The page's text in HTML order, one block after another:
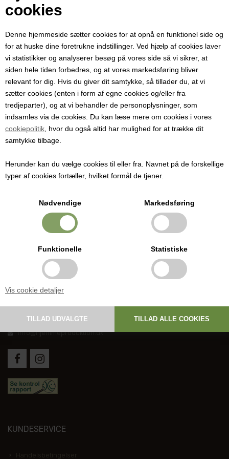
cookies
Denne hjemmeside sætter cookies for at opnå en funktionel side og
for at huske dine foretrukne indstillinger. Ved hjælp af cookies laver
vi statistikker og analyserer besøg på vores side så vi sikrer, at
siden hele tiden forbedres, og at vores markedsføring bliver
relevant for dig. Hvis du giver dit samtykke, så tillader du, at vi
sætter cookies (enten i form af egne cookies og/eller fra
tredjeparter), og at vi behandler de personoplysninger, som
indsamles via de cookies. Du kan læse mere om cookies i vores
cookiepolitik , hvor du også altid har mulighed for at trække dit
samtykke tilbage.
Herunder kan du vælge cookies til eller fra. Navnet på de forskellige
typer af cookies fortæller, hvilket formål de tjener.
Nødvendige Markedsføring
Funktionelle Statistiske
Vis cookie detaljer
Modtager e-mail
Besked
DANSK HJEMMEPRODUKTION
+45 6267 1447
info@hjemmeproduktion.dk
KUNDESERVICE
Handelsbetingelser